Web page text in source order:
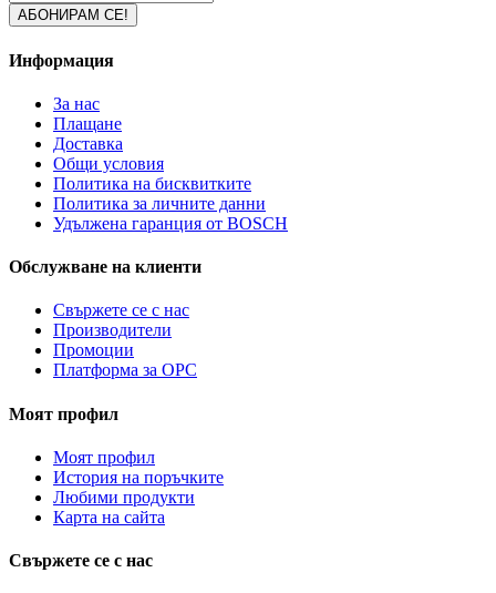
Информация
За нас
Плащане
Доставка
Общи условия
Политика на бисквитките
Политика за личните данни
Удължена гаранция от BOSCH
Обслужване на клиенти
Свържете се с нас
Производители
Промоции
Платформа за ОРС
Моят профил
Моят профил
История на поръчките
Любими продукти
Карта на сайта
Свържете се с нас